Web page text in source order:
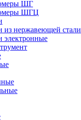
ШГ
ШГЦ
из нержавеющей стали
электронные